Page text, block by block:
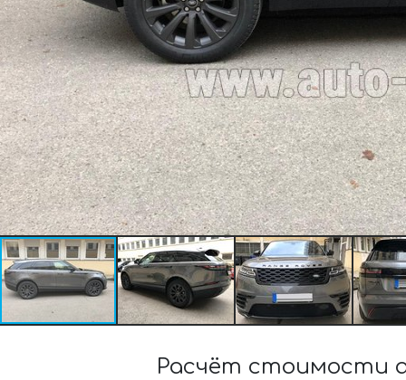
Расчёт стоимости